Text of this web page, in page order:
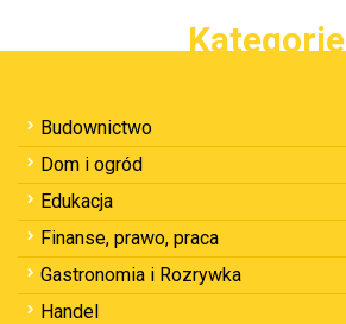
Kategorie
Budownictwo
Dom i ogród
Edukacja
Finanse, prawo, praca
Gastronomia i Rozrywka
Handel